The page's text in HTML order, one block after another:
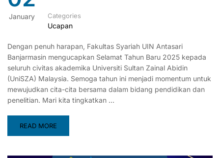
January Categories
Ucapan
Dengan penuh harapan, Fakultas Syariah UIN Antasari
Banjarmasin mengucapkan Selamat Tahun Baru 2025 kepada
seluruh civitas akademika Universiti Sultan Zainal Abidin
(UniSZA) Malaysia. Semoga tahun ini menjadi momentum untuk
mewujudkan cita-cita bersama dalam bidang pendidikan dan
penelitian. Mari kita tingkatkan …
READ MORE